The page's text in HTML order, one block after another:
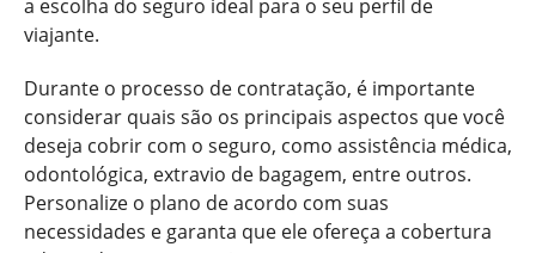
a escolha do seguro ideal para o seu perfil de
viajante.
Durante o processo de contratação, é importante
considerar quais são os principais aspectos que você
deseja cobrir com o seguro, como assistência médica,
odontológica, extravio de bagagem, entre outros.
Personalize o plano de acordo com suas
necessidades e garanta que ele ofereça a cobertura